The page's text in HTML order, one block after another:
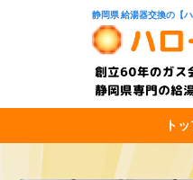
静岡県 給湯器交換の【
ト